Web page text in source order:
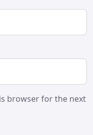
browser for the next